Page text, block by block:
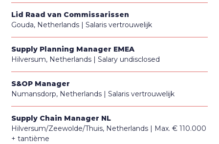
Lid Raad van Commissarissen
Gouda, Netherlands
Salaris vertrouwelijk
Supply Planning Manager EMEA
Hilversum, Netherlands
Salary undisclosed
S&OP Manager
Numansdorp, Netherlands
Salaris vertrouwelijk
Supply Chain Manager NL
Hilversum/Zeewolde/Thuis, Netherlands
Max. € 110.000
+ tantième